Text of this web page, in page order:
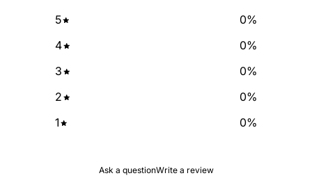
5 0%
4
0%
3
0%
2
0%
1
0%
Ask a questionWrite a review